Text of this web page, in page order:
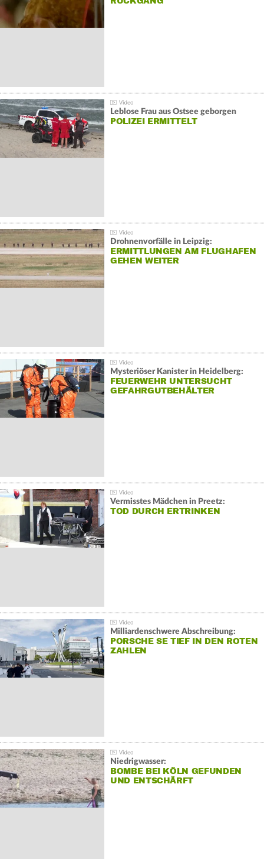
Leblose Frau aus Ostsee geborgen
POLIZEI ERMITTELT
Drohnenvorfälle in Leipzig:
ERMITTLUNGEN AM FLUGHAFEN
GEHEN WEITER
Mysteriöser Kanister in Heidelberg:
FEUERWEHR UNTERSUCHT
GEFAHRGUTBEHÄLTER
Vermisstes Mädchen in Preetz:
TOD DURCH ERTRINKEN
Milliardenschwere Abschreibung:
PORSCHE SE TIEF IN DEN ROTEN
ZAHLEN
Niedrigwasser:
BOMBE BEI KÖLN GEFUNDEN
UND ENTSCHÄRFT